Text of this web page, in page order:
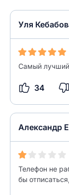
Уля
Самый
34
Александр
Телефон не
бы